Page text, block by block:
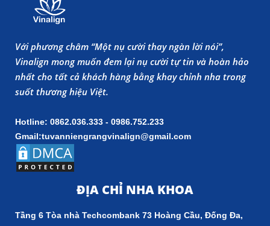
Với phương châm “Một nụ cười thay ngàn lời nói”,
Vinalign mong muốn đem lại nụ cười tự tin và hoàn hảo
nhất cho tất cả khách hàng bằng khay chỉnh nha trong
suốt thương hiệu Việt.
Hotline: 0862.036.333 - 0986.752.233
Gmail:tuvanniengrangvinalign@gmail.com
ĐỊA CHỈ NHA KHOA
Tầng 6 Tòa nhà Techcombank 73 Hoàng Cầu, Đống Đa,